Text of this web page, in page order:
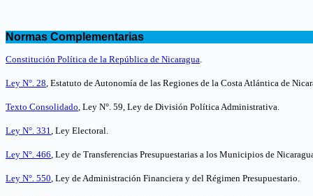
Normas Complementarias
Constitución Política de la República de Nicaragua.
Ley N°. 28, Estatuto de Autonomía de las Regiones de la Costa Atlántica de
Texto Consolidado, Ley N°. 59, Ley de División Política Administrativa.
Ley N°. 331, Ley Electoral.
Ley N°. 466, Ley de Transferencias Presupuestarias a los Municipios de
Ley N°. 550, Ley de Administración Financiera y del Régimen Presupuestario.